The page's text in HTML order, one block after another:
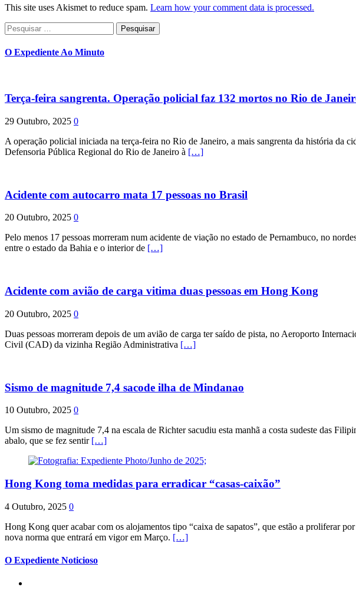
This site uses Akismet to reduce spam. Learn how your comment data is processed.
Pesquisar
por:
O Expediente Ao Minuto
Terça-feira sangrenta. Operação policial faz 132 mortos no Rio de
29 Outubro, 2025 0
A operação policial iniciada na terça-feira no Rio de Janeiro, a mais sangrenta da história da
Defensoria Pública Regional do Rio de Janeiro à […]
Acidente com autocarro mata 17 pessoas no Brasil
20 Outubro, 2025 0
Pelo menos 17 pessoas morreram num acidente de viação no estado de Pernambuco, no
entre o estado da Bahia e o interior de […]
Acidente com avião de carga vitima duas pessoas em Hong Kong
20 Outubro, 2025 0
Duas pessoas morreram depois de um avião de carga ter saído de pista, no Aeroporto
Civil (CAD) da vizinha Região Administrativa […]
Sismo de magnitude 7,4 sacode ilha de Mindanao
10 Outubro, 2025 0
Um sismo de magnitude 7,4 na escala de Richter sacudiu esta manhã a costa sudeste das
abalo, que se fez sentir […]
Hong Kong toma medidas para erradicar “casas-caixão”
4 Outubro, 2025 0
Hong Kong quer acabar com os alojamentos tipo “caixa de sapatos”, que estão a proliferar
nova norma que entrará em vigor em Março. […]
O Expediente Noticioso